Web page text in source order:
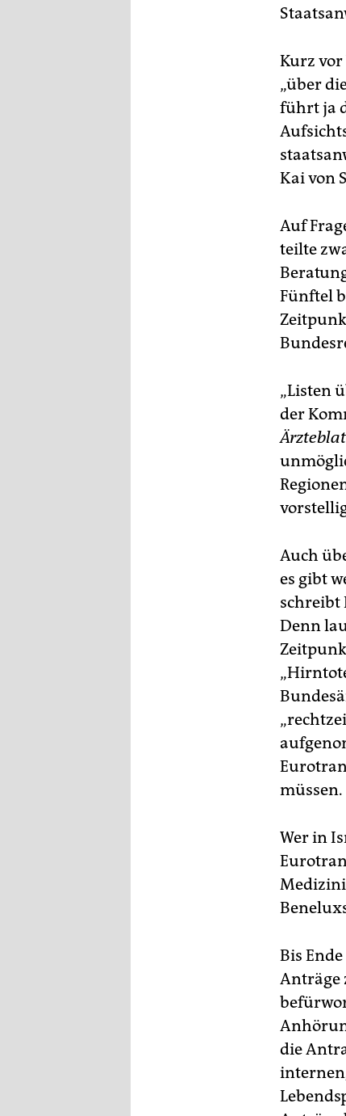
Kurz
„über
führt ja
Kai von
Auf
teilte
Fünftel
„Listen
der
Auch
es gibt
schreibt
Denn
müssen.
Wer in
Bis
Anträge
die